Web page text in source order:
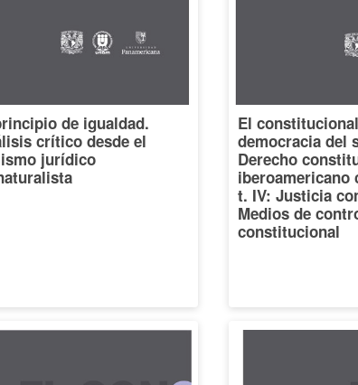
de igualdad.
crítico desde el
jurídico
El
democracia del
Derecho
iberoamericano
t. IV: Justicia
Medios de
constitucional